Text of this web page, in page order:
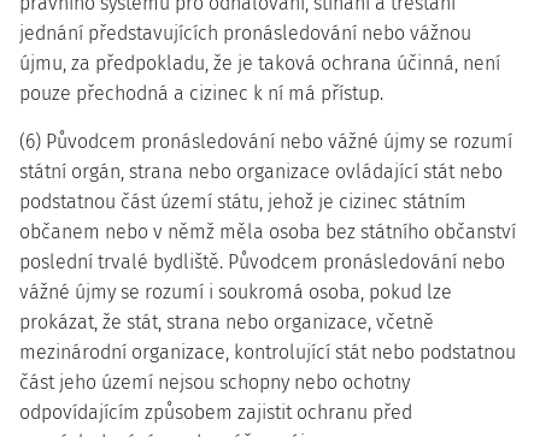
jednání představujících pronásledování nebo vážnou
újmu, za předpokladu, že je taková ochrana účinná, není
pouze přechodná a cizinec k ní má přístup.
(6) Původcem pronásledování nebo vážné újmy se rozumí
státní orgán, strana nebo organizace ovládající stát nebo
podstatnou část území státu, jehož je cizinec státním
občanem nebo v němž měla osoba bez státního občanství
poslední trvalé bydliště. Původcem pronásledování nebo
vážné újmy se rozumí i soukromá osoba, pokud lze
prokázat, že stát, strana nebo organizace, včetně
mezinárodní organizace, kontrolující stát nebo podstatnou
část jeho území nejsou schopny nebo ochotny
odpovídajícím způsobem zajistit ochranu před